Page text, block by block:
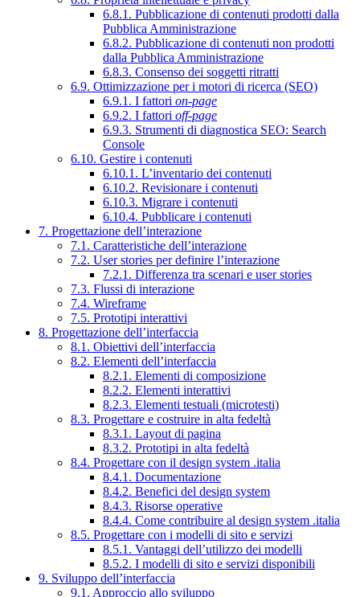
6.8.1. Pubblicazione di contenuti prodotti dalla
Pubblica Amministrazione
6.8.2. Pubblicazione di contenuti non prodotti
dalla Pubblica Amministrazione
6.8.3. Consenso dei soggetti ritratti
6.9. Ottimizzazione per i motori di ricerca (SEO)
6.9.1. I fattori on-page
6.9.2. I fattori off-page
6.9.3. Strumenti di diagnostica SEO: Search
Console
6.10. Gestire i contenuti
6.10.1. L’inventario dei contenuti
6.10.2. Revisionare i contenuti
6.10.3. Migrare i contenuti
6.10.4. Pubblicare i contenuti
7. Progettazione dell’interazione
7.1. Caratteristiche dell’interazione
7.2. User stories per definire l’interazione
7.2.1. Differenza tra scenari e user stories
7.3. Flussi di interazione
7.4. Wireframe
7.5. Prototipi interattivi
8. Progettazione dell’interfaccia
8.1. Obiettivi dell’interfaccia
8.2. Elementi dell’interfaccia
8.2.1. Elementi di composizione
8.2.2. Elementi interattivi
8.2.3. Elementi testuali (microtesti)
8.3. Progettare e costruire in alta fedeltà
8.3.1. Layout di pagina
8.3.2. Prototipi in alta fedeltà
8.4. Progettare con il design system .italia
8.4.1. Documentazione
8.4.2. Benefici del design system
8.4.3. Risorse operative
8.4.4. Come contribuire al design system .italia
8.5. Progettare con i modelli di sito e servizi
8.5.1. Vantaggi dell’utilizzo dei modelli
8.5.2. I modelli di sito e servizi disponibili
9. Sviluppo dell’interfaccia
9.1. Approccio allo sviluppo